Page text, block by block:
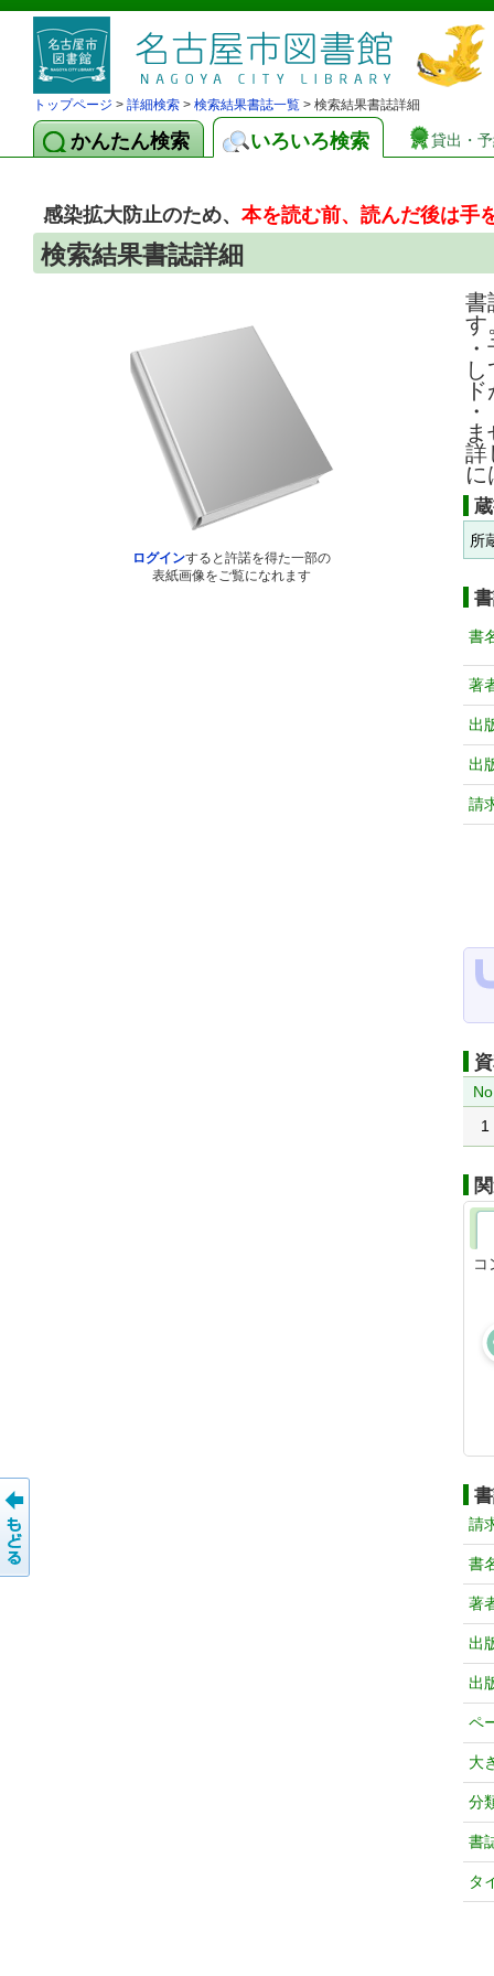
トップページ > 詳細検索 > 検索結果書誌一覧 > 検索結果書誌詳細
かんたん検索 いろいろ検索 貸出・
感染拡大防止のため、本を読む前、読んだ後は手
検索結果書誌詳細
ログインすると許諾を得た一部の
表紙画像をご覧になれます
書
す
詳
に
所
書
著
出
出
請
1
請
書
著
出
出
ペ
大
分
書
タ